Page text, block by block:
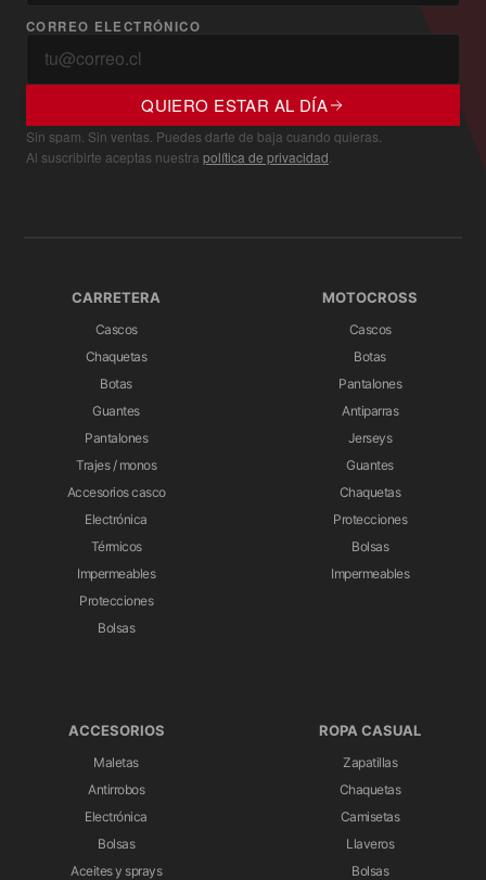
CORREO ELECTRÓNICO
QUIERO ESTAR AL DÍA
Sin spam. Sin ventas. Puedes darte de baja cuando quieras.
Al suscribirte aceptas nuestra política de privacidad
CARRETERA
Cascos
Chaquetas
Botas
Guantes
Pantalones
Trajes / monos
Accesorios casco
Electrónica
Térmicos
Impermeables
Protecciones
Bolsas
MOTOCROSS
Cascos
Botas
Pantalones
Antiparras
Jerseys
Guantes
Chaquetas
Protecciones
Bolsas
Impermeables
ACCESORIOS
Maletas
Antirrobos
Electrónica
Bolsas
Aceites y sprays
ROPA CASUAL
Zapatillas
Chaquetas
Camisetas
Llaveros
Bolsas